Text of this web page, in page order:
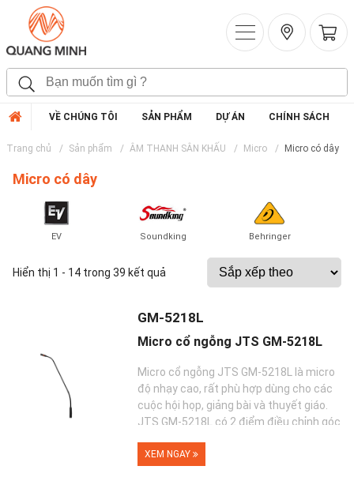
VỀ CHÚNG TÔI SẢN PHẨM DỰ ÁN CHÍNH SÁCH
Trang chủ Sản phẩm ÂM THANH SÂN KHẤU Micro Micro có dây
Micro có dây
EV Soundking Behringer
Hiển thị 1 - 14 trong 39 kết quả
GM-5218L
Micro cổ ngỗng JTS GM-5218L
Micro cổ ngỗng JTS GM-5218L là micro
độ nhạy cao, rất phù hợp dùng cho các
cuộc hội họp, giảng bài và thuyết giáo.
JTS GM-5218L có 2 điểm điều chỉnh góc
XEM NGAY